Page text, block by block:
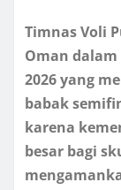
Timnas Voli
Oman dalam
2026 yang
babak
karena
besar bagi